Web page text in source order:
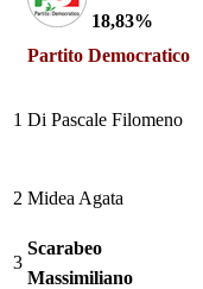
18,83%
Partito Democratico
1 Di Pascale Filomeno
2 Midea Agata
3
Scarabeo
Massimiliano